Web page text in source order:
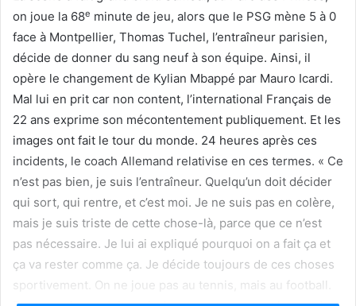
on joue la 68e minute de jeu, alors que le PSG mène 5 à 0
face à Montpellier, Thomas Tuchel, l’entraîneur parisien,
décide de donner du sang neuf à son équipe. Ainsi, il
opère le changement de Kylian Mbappé par Mauro Icardi.
Mal lui en prit car non content, l’international Français de
22 ans exprime son mécontentement publiquement. Et les
images ont fait le tour du monde. 24 heures après ces
incidents, le coach Allemand relativise en ces termes. « Ce
n’est pas bien, je suis l’entraîneur. Quelqu’un doit décider
qui sort, qui rentre, et c’est moi. Je ne suis pas en colère,
mais je suis triste de cette chose-là, parce que ce n’est
pas nécessaire. Je lui ai expliqué pourquoi on a fait ça et
ça va rester comme ça. Je décide toujours de ces choses
sportivement. On ne joue pas au tennis, mais au football.